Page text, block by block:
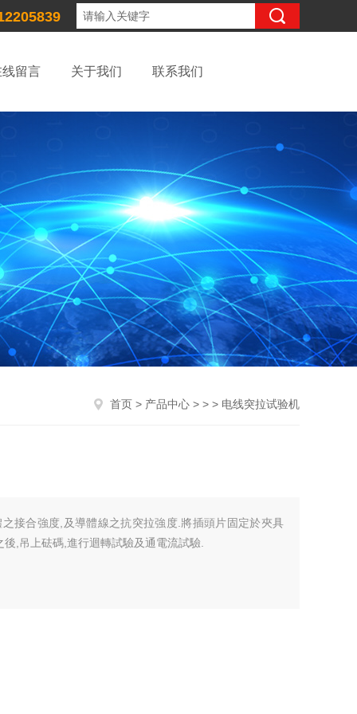
线留言 关于我们 联系我们
首页 > 产品中心 > > > 电线突拉试验机
接合強度,及導體線之抗突拉強度.將插頭片固定於夾具
,吊上砝碼,進行迴轉試驗及通電流試驗.